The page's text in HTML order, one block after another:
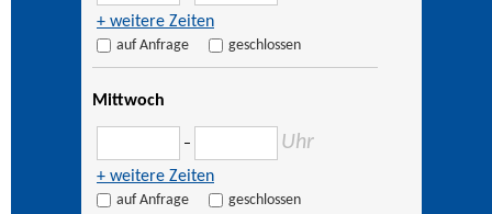
+ weitere Zeiten
auf Anfrage geschlossen
Mittwoch
– Uhr
+ weitere Zeiten
auf Anfrage geschlossen